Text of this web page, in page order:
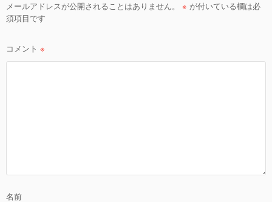
シ
ン
メールアドレスが公開されることはありません。 ※ が付いている欄は必
須項目です
コメント ※
名前